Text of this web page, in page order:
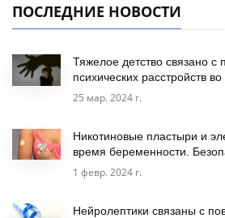
ПОСЛЕДНИЕ НОВОСТИ
Тяжелое детство связано
психических расстройств
25 мар. 2024 г.
Никотиновые пластыри и
время беременности.
1 февр. 2024 г.
Нейролептики связаны с